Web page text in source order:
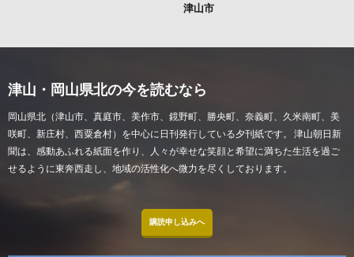
津山市
津山・岡山県北の今を読むなら
岡山県北（津山市、真庭市、美作市、鏡野町、勝央町、奈義町、久米南町、美
咲町、新庄村、西粟倉村）を中心に日刊発行している夕刊紙です。 津山朝日新
聞は、感動あふれる紙面を作り、人々が幸せな笑顔と希望に満ちた生活を過ご
せるように東奔西走し、地域の活性化へ微力を尽くしております。
購読申し込みへ